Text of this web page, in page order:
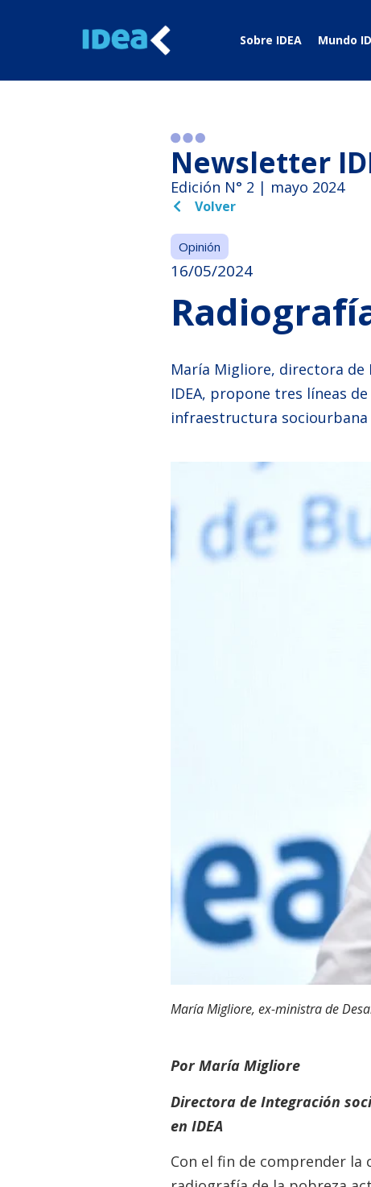
Sobre IDEA Mundo
Newsletter
Edición N° 2 | mayo 2024
Volver
Opinión
16/05/2024
María Migliore, directora
IDEA, propone tres líneas
infraestructura
María Migliore, ex-ministra de
Por María Migliore
Directora de Integración
en IDEA
Con el fin de comprender